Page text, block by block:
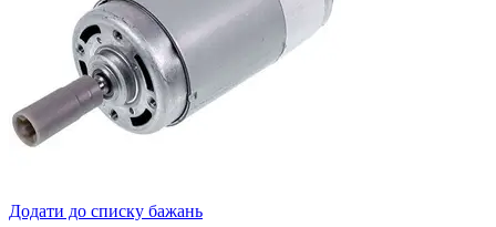
Додати до списку бажань